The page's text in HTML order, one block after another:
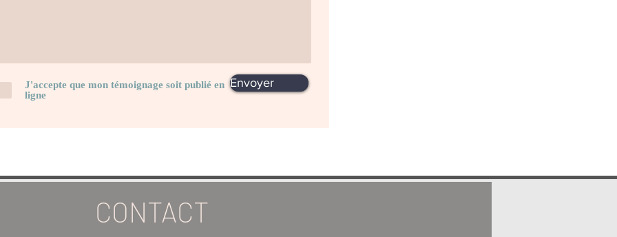
J'accepte que mon témoignage soit publié en
ligne
Envoyer
CONTACT